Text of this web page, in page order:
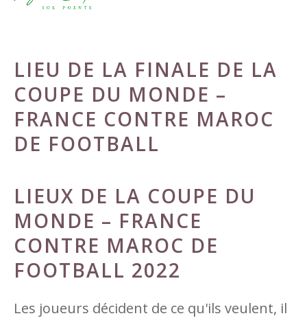
LIEU DE LA FINALE DE LA
COUPE DU MONDE –
FRANCE CONTRE MAROC
DE FOOTBALL
LIEUX DE LA COUPE DU
MONDE – FRANCE
CONTRE MAROC DE
FOOTBALL 2022
Les joueurs décident de ce qu'ils veulent, il